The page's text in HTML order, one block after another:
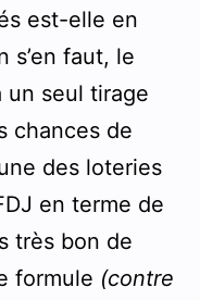
est-elle en
s’en faut, le
un seul tirage
chances de
des loteries
en terme de
très bon de
formule (contre